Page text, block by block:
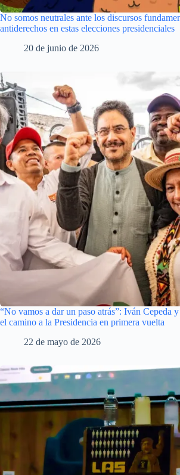
No somos neutrales ante los discursos
antiderechos en estas elecciones presidenciales
20 de junio de 2026
“No vamos a dar un paso atrás”: Iván Cepeda
el camino a la Presidencia en primera vuelta
22 de mayo de 2026